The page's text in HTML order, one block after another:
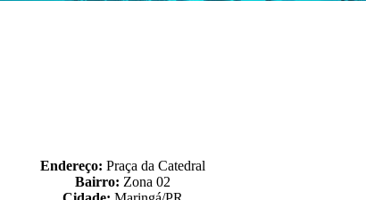
Endereço: Praça da Catedral
Bairro: Zona 02